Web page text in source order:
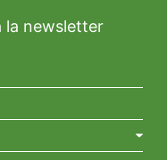
la newsletter